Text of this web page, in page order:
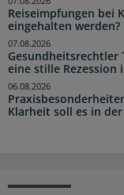
Reiseimpfungen bei
eingehalten werden?
Gesundheitsrechtler
eine stille Rezession
07.08.2026
Klarheit soll es in
06.08.2026